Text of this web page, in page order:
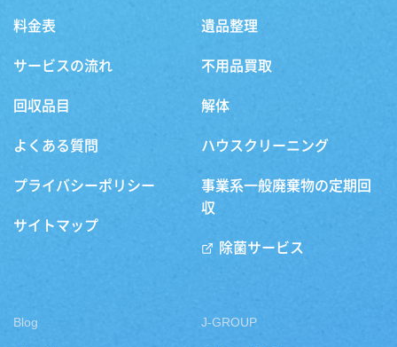
料金表
サービスの流れ
回収品目
よくある質問
プライバシーポリシー
サイトマップ
遺品整理
不用品買取
解体
ハウスクリーニング
事業系一般廃棄物の定期回
収
除菌サービス
Blog J-GROUP